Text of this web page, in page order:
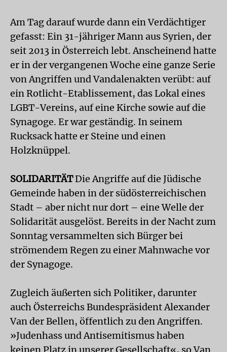
Am Tag darauf wurde dann ein Verdächtiger
gefasst: Ein 31-jähriger Mann aus Syrien, der
seit 2013 in Österreich lebt. Anscheinend hatte
er in der vergangenen Woche eine ganze Serie
von Angriffen und Vandalenakten verübt: auf
ein Rotlicht-Etablissement, das Lokal eines
LGBT-Vereins, auf eine Kirche sowie auf die
Synagoge. Er war geständig. In seinem
Rucksack hatte er Steine und einen
Holzknüppel.
SOLIDARITÄTDie Angriffe auf die Jüdische
Gemeinde haben in der südösterreichischen
Stadt – aber nicht nur dort – eine Welle der
Solidarität ausgelöst. Bereits in der Nacht zum
Sonntag versammelten sich Bürger bei
strömendem Regen zu einer Mahnwache vor
der Synagoge.
Zugleich äußerten sich Politiker, darunter
auch Österreichs Bundespräsident Alexander
Van der Bellen, öffentlich zu den Angriffen.
»Judenhass und Antisemitismus haben
keinen Platz in unserer Gesellschaft«, so Van